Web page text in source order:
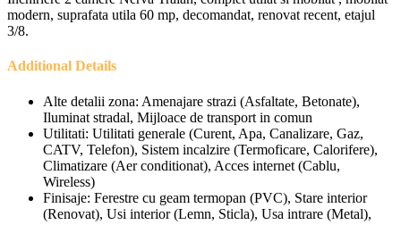
modern, suprafata utila 60 mp, decomandat, renovat recent, etajul
3/8.
Additional Details
Alte detalii zona: Amenajare strazi (Asfaltate, Betonate),
Iluminat stradal, Mijloace de transport in comun
Utilitati: Utilitati generale (Curent, Apa, Canalizare, Gaz,
CATV, Telefon), Sistem incalzire (Termoficare, Calorifere),
Climatizare (Aer conditionat), Acces internet (Cablu,
Wireless)
Finisaje: Ferestre cu geam termopan (PVC), Stare interior
(Renovat), Usi interior (Lemn, Sticla), Usa intrare (Metal),